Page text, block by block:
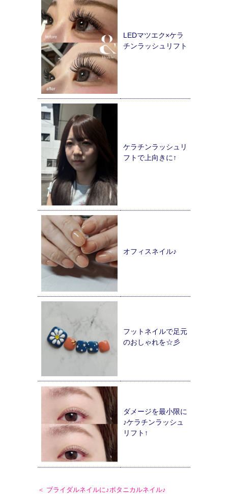
LEDマツエク×ケラ
チンラッシュリフト
ケラチンラッシュリ
フトで上向きに↑
オフィスネイル♪
フットネイルで足元
のおしゃれを☆彡
ダメージを最小限に
♪ケラチンラッシュ
リフト↑
＜ ブライダルネイルに♪ボタニカルネイル♪